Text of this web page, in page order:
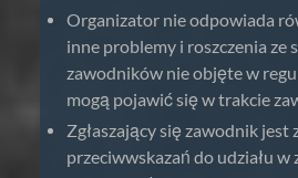
Organizator nie odpowiada
inne problemy i roszczenia ze
zawodników nie objęte w
mogą pojawić się w trakcie
Zgłaszający się zawodnik jest
przeciwwskazań do udziału w